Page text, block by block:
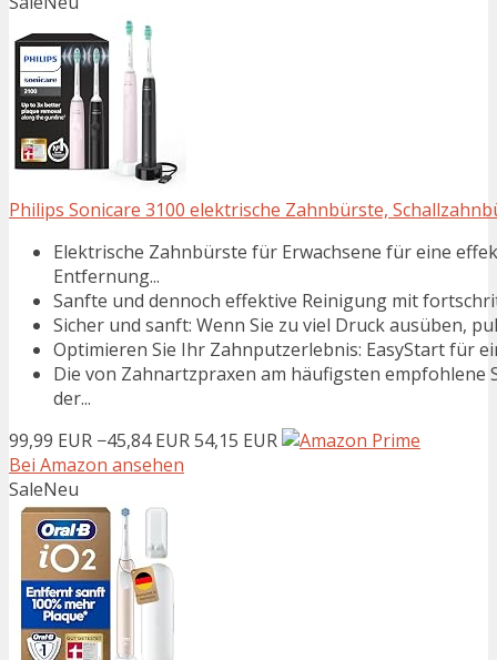
Philips Sonicare 3100 elektrische Zahnbürste,
Elektrische Zahnbürste für Erwachsene für eine
Entfernung...
Sanfte und dennoch effektive Reinigung mit
Sicher und sanft: Wenn Sie zu viel Druck ausüben,
Optimieren Sie Ihr Zahnputzerlebnis: EasyStart für
Die von Zahnartzpraxen am häufigsten empfohlene
der...
99,99 EUR −45,84 EUR54,15 EUR
Bei Amazon ansehen
SaleNeu